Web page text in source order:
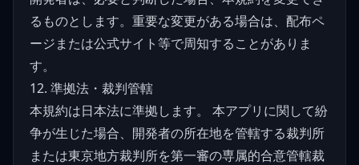
るものとします。重要な変更がある場合は、配布ペ
ージまたは公式サイト等で周知することがありま
す。
12. 準拠法・裁判管轄
本規約は日本法に準拠します。 本アプリに関して紛
争が生じた場合、開発者の所在地を管轄する裁判所
または東京地方裁判所を第一審の専属的合意管轄裁